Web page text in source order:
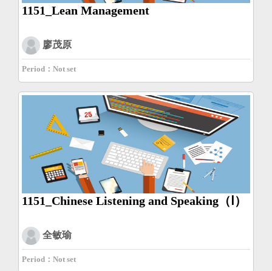
1151_Lean Management
廖茂原
Period：Not set
1151_Chinese Listening and Speaking（Ⅰ）
全敏瑜
Period：Not set